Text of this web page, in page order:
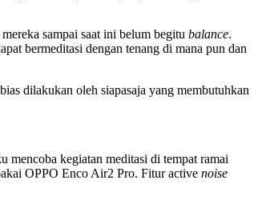
sampai saat ini belum begitu balance.
bermeditasi dengan tenang di mana pun dan
dilakukan oleh siapasaja yang membutuhkan
mencoba kegiatan meditasi di tempat ramai
OPPO Enco Air2 Pro. Fitur active noise